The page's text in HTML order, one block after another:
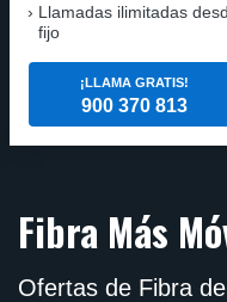
Llamadas ilimitadas
fijo
¡LLAMA GRATIS!
900 370 813
Fibra Más
Ofertas de Fibra